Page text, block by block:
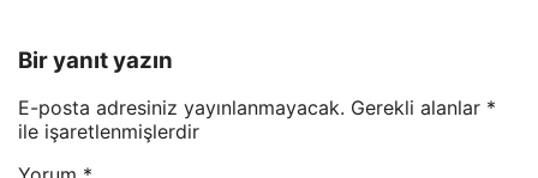
Bir yanıt yazın
E-posta adresiniz yayınlanmayacak. Gerekli alanlar *
ile işaretlenmişlerdir